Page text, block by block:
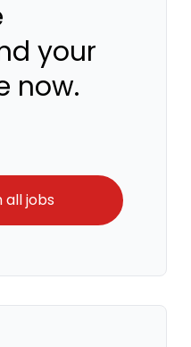
your
now.
all jobs